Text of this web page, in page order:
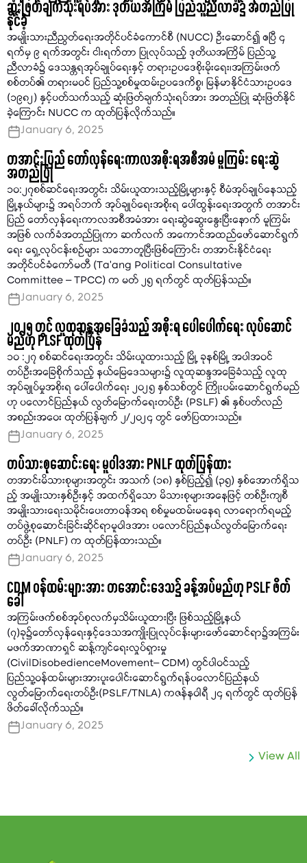
ဆုံးဖြတ်ချက်သုံးရပ်အား ဒုတိယအကြိမ် ပြည်သူ့ညီလာခံ၌ အတည်ပြု
နိုင်ခဲ့
အမျိုးသားညီညွတ်ရေးအတိုင်ပင်ခံကောင်စီ (NUCC) ဦးဆောင်၍ ဧပြီ ၄
ရက်မှ ၉ ရက်အတွင်း ငါးရက်တာ ပြုလုပ်သည့် ဒုတိယအကြိမ် ပြည်သူ့
ညီလာခံ၌ ဒေသန္တရအုပ်ချုပ်ရေးနှင့် တရားဥပဒေစိုးမိုးရေး၊အကြမ်းဖက်
စစ်တပ်၏ တရားမဝင် ပြည်သူ့စစ်မှုထမ်းဥပဒေကိစ္စ၊ မြန်မာနိုင်ငံသားဥပဒေ
(၁၉၈၂) နှင့်ပတ်သက်သည့် ဆုံးဖြတ်ချက်သုံးရပ်အား အတည်ပြု ဆုံးဖြတ်နိုင်
ခဲ့ကြောင်း NUCC က ထုတ်ပြန်လိုက်သည်။
January 6, 2025
တအာင်းပြည် တော်လှန်ရေးကာလအစိုးရအစီအမံ မူကြမ်း ရေးဆွဲ
အတည်ပြု
၁၀:၂၇စစ်ဆင်ရေးအတွင်း သိမ်းယူထားသည့်မြို့များနှင့် စီမံအုပ်ချုပ်နေသည့်
မြို့နယ်များ၌ အရပ်ဘက် အုပ်ချုပ်ရေးအစိုးရ ပေါ်ထွန်းရေးအတွက် တအာင်း
ပြည် တော်လှန်ရေးကာလအစီအမံအား ရေးဆွဲဆွေးနွေးပြီးနောက် မူကြမ်း
အဖြစ် လက်ခံအတည်ပြုကာ ဆက်လက် အကောင်အထည်ဖော်ဆောင်ရွက်
ရေး ရှေ့လုပ်ငန်းစဉ်များ သဘောတူပြီးဖြစ်ကြောင်း တအာင်းနိုင်ငံရေး
အတိုင်ပင်ခံကော်မတီ (Ta’ang Political Consultative
Committee – TPCC) က မတ် ၂၅ ရက်တွင် ထုတ်ပြန်သည်။
January 6, 2025
၂၀၂၅ တွင် လူထုဆန္ဒအခြေခံသည့် အစိုးရ ပေါပေါက်ရေး လုပ်ဆောင်
မည်ဟု PLSF ထုတ်ပြန်
၁၀ :၂၇ စစ်ဆင်ရေးအတွင်း သိမ်းယူထားသည့် မြို့ ခုနစ်မြို့ အပါအဝင်
တပ်ဦးအခြေစိုက်သည့် နယ်မြေဒေသများ၌ လူထုဆန္ဒအခြေခံသည့် လူထု
အုပ်ချုပ်မှုအစိုးရ ပေါ်ပေါက်ရေး ၂၀၂၅ နှစ်သစ်တွင် ကြိုးပမ်းဆောင်ရွက်မည်
ဟု ပလောင်ပြည်နယ် လွတ်မြောက်ရေးတပ်ဦး (PSLF) ၏ နှစ်ပတ်လည်
အစည်းအဝေး ထုတ်ပြန်ချက် ၂/၂၀၂၄ တွင် ဖော်ပြထားသည်။
January 6, 2025
တပ်သားစုဆောင်းရေး မူဝါဒအား PNLF ထုတ်ပြန်ထား
တအာင်းမိသားစုများအတွင်း အသက် (၁၈) နှစ်ပြည့်၍ (၃၅) နှစ်အောက်ရှိသ
ည့် အမျိုးသားနှစ်ဦးနှင့် အထက်ရှိသော မိသားစုများအနေဖြင့် တစ်ဦးကျစီ
အမျိုးသားရေးသမိုင်းပေးတာဝန်အရ စစ်မှုမထမ်းမနေရ လာရောက်ရမည့်
တပ်ဖွဲ့စုဆောင်းခြင်းဆိုင်ရာမူဝါဒအား ပလောင်ပြည်နယ်လွတ်မြောက်ရေး
တပ်ဦး (PNLF) က ထုတ်ပြန်ထားသည်။
January 6, 2025
CDM ဝန်ထမ်းများအား တအောင်းဒေသ၌ ခန့်အပ်မည်ဟု PSLF ဖိတ်
ခေါ်
အကြမ်းဖက်စစ်အုပ်စုလက်မှသိမ်းယူထားပြီး ဖြစ်သည့်မြို့နယ်
(၇)ခု၌တော်လှန်ရေးနှင့်ဒေသအကျိုးပြုလုပ်ငန်းများဖော်ဆောင်ရာ၌အကြမ်း
မဖက်အာဏာရှင် ဆန့်ကျင်ရေးလှုပ်ရှားမှု
(CivilDisobedienceMovement– CDM) တွင်ပါဝင်သည့်
ပြည်သူ့ဝန်ထမ်းများအားပူးပေါင်းဆောင်ရွက်ရန်ပလောင်ပြည်နယ်
လွတ်မြောက်ရေးတပ်ဦး(PSLF/TNLA) ကဇန်နဝါရီ ၂၄ ရက်တွင် ထုတ်ပြန်
ဖိတ်ခေါ်လိုက်သည်။
January 6, 2025
View All